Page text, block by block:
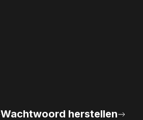
Wachtwoord herstellen